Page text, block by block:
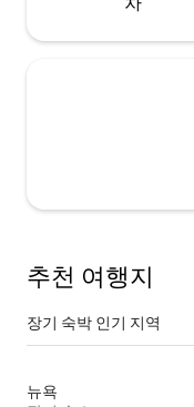
추천 여행지
장기 숙박 인기 지역
뉴욕